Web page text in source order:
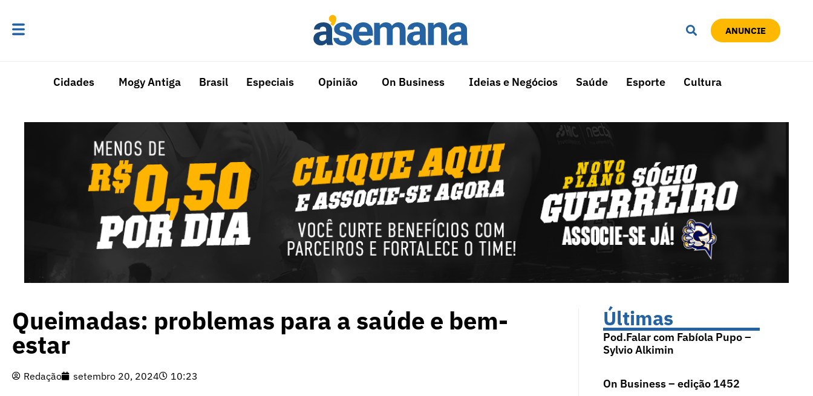
ANUNCIE
Cidades Mogy Antiga Brasil Especiais Opinião On Business Ideias e Negócios Saúde Esporte Cultura
Queimadas: problemas para a saúde e bem-
estar
Redação setembro 20, 2024 10:23
Últimas
Pod.Falar com Fabíola Pupo –
Sylvio Alkimin
On Business – edição 1452